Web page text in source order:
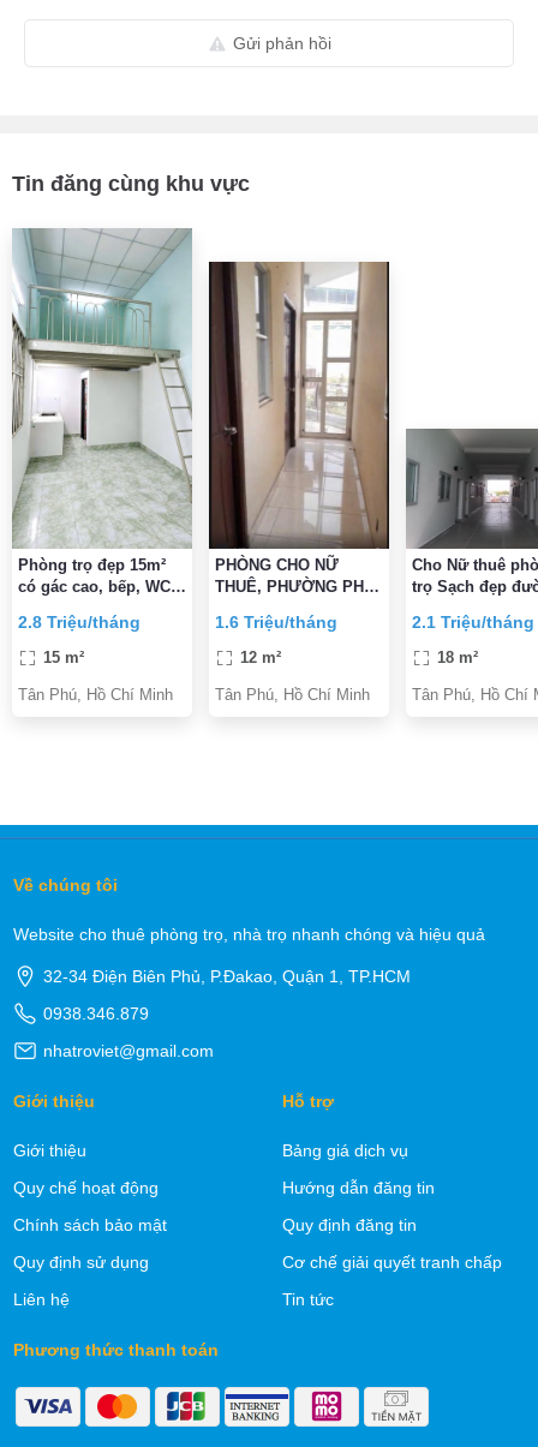
Gửi phản hồi
Tin đăng cùng khu vực
Phòng trọ đẹp 15m²
có gác cao, bếp, WC
Tân Phú
2.8 Triệu/tháng
15 m²
Tân Phú, Hồ Chí Minh
PHÒNG CHO NỮ
THUÊ, PHƯỜNG PHÚ
1.6 Triệu/tháng
12 m²
Tân Phú, Hồ Chí Minh
Cho Nữ thuê
trọ Sạch đẹp
Huit & Aeon 10p
rẻ
2.1 Triệu/tháng
18 m²
Tân Phú, Hồ Chí
Về chúng tôi
Website cho thuê phòng trọ, nhà trọ nhanh chóng và hiệu quả
32-34 Điện Biên Phủ, P.Đakao, Quận 1, TP.HCM
0938.346.879
nhatroviet@gmail.com
Giới thiệu
Giới thiệu
Quy chế hoạt động
Chính sách bảo mật
Quy định sử dụng
Liên hệ
Hỗ trợ
Bảng giá dịch vụ
Hướng dẫn đăng tin
Quy định đăng tin
Cơ chế giải quyết tranh chấp
Tin tức
Phương thức thanh toán